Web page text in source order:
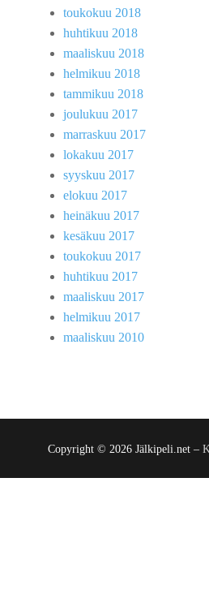
toukokuu 2018
huhtikuu 2018
maaliskuu 2018
helmikuu 2018
tammikuu 2018
joulukuu 2017
marraskuu 2017
lokakuu 2017
syyskuu 2017
elokuu 2017
heinäkuu 2017
kesäkuu 2017
toukokuu 2017
huhtikuu 2017
maaliskuu 2017
helmikuu 2017
maaliskuu 2010
Copyright © 2026 Jälkipeli.net –